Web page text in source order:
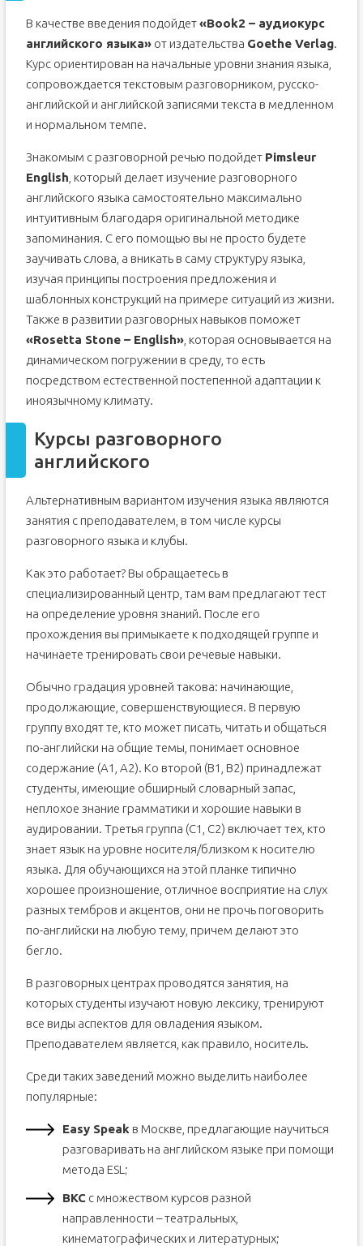
В качестве введения подойдет«Book2 – аудиокурс
английского языка»от издательства Goethe Verlag.
Курс ориентирован на начальные уровни знания языка,
сопровождается текстовым разговорником, русско-
английской и английской записями текста в медленном
и нормальном темпе.
Знакомым с разговорной речью подойдет Pimsleur
English , который делает изучение разговорного
английского языка самостоятельно максимально
интуитивным благодаря оригинальной методике
запоминания. С его помощью вы не просто будете
заучивать слова, а вникать в саму структуру языка,
изучая принципы построения предложения и
шаблонных конструкций на примере ситуаций из жизни.
Также в развитии разговорных навыков поможет
«Rosetta Stone – English», которая основывается на
динамическом погружении в среду, то есть
посредством естественной постепенной адаптации к
иноязычному климату.
Курсы разговорного
английского
Альтернативным вариантом изучения языка являются
занятия с преподавателем, в том числе курсы
разговорного языка и клубы.
Как это работает? Вы обращаетесь в
специализированный центр, там вам предлагают тест
на определение уровня знаний. После его
прохождения вы примыкаете к подходящей группе и
начинаете тренировать свои речевые навыки.
Обычно градация уровней такова: начинающие,
продолжающие, совершенствующиеся. В первую
группу входят те, кто может писать, читать и общаться
по-английски на общие темы, понимает основное
содержание (A1, A2). Ко второй (B1, B2) принадлежат
студенты, имеющие обширный словарный запас,
неплохое знание грамматики и хорошие навыки в
аудировании. Третья группа (C1, C2) включает тех, кто
знает язык на уровне носителя/близком к носителю
языка. Для обучающихся на этой планке типично
хорошее произношение, отличное восприятие на слух
разных тембров и акцентов, они не прочь поговорить
по-английски на любую тему, причем делают это
бегло.
В разговорных центрах проводятся занятия, на
которых студенты изучают новую лексику, тренируют
все виды аспектов для овладения языком.
Преподавателем является, как правило, носитель.
Среди таких заведений можно выделить наиболее
популярные:
Easy Speak в Москве, предлагающие научиться
разговаривать на английском языке при помощи
метода ESL;
BKCс множеством курсов разной
направленности – театральных,
кинематографических и литературных;